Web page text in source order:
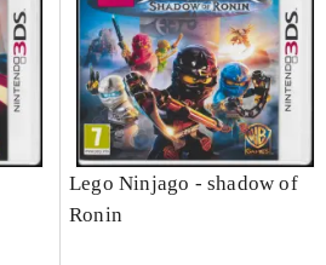
Lego Ninjago - shadow of
Ronin